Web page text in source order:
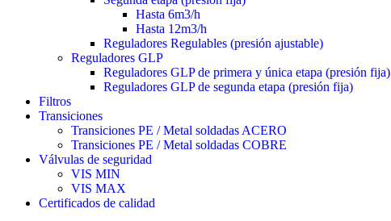
Hasta 6m3/h
Hasta 12m3/h
Reguladores Regulables (presión ajustable)
Reguladores GLP
Reguladores GLP de primera y única etapa (presión fija)
Reguladores GLP de segunda etapa (presión fija)
Filtros
Transiciones
Transiciones PE / Metal soldadas ACERO
Transiciones PE / Metal soldadas COBRE
Válvulas de seguridad
VIS MIN
VIS MAX
Certificados de calidad